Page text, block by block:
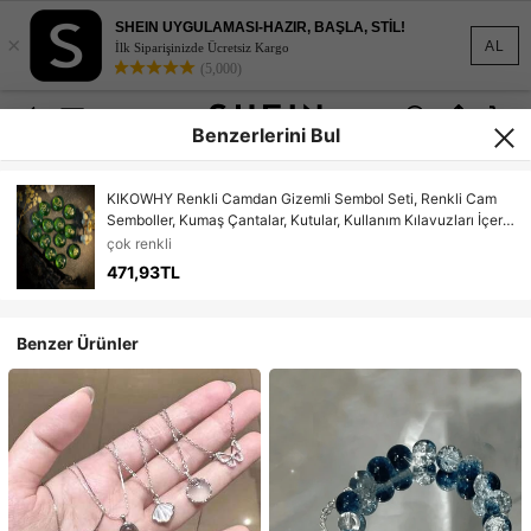
AL
×
SHEIN UYGULAMASI-HAZIR, BAŞLA, STİL!
İlk Siparişinizde Ücretsiz Kargo
(5,000)
Benzerlerini Bul
KIKOWHY Renkli Camdan Gizemli Sembol Seti, Renkli Cam
Semboller, Kumaş Çantalar, Kutular, Kullanım Kılavuzları İçerir;
Özel Günler Dekorasyonu, Oyun Aksesuarları, Doğum Günü
Hediyeleri, Koleksiyonlar İçin Kullanılabilir.
çok renkli
471,93TL
Benzer Ürünler